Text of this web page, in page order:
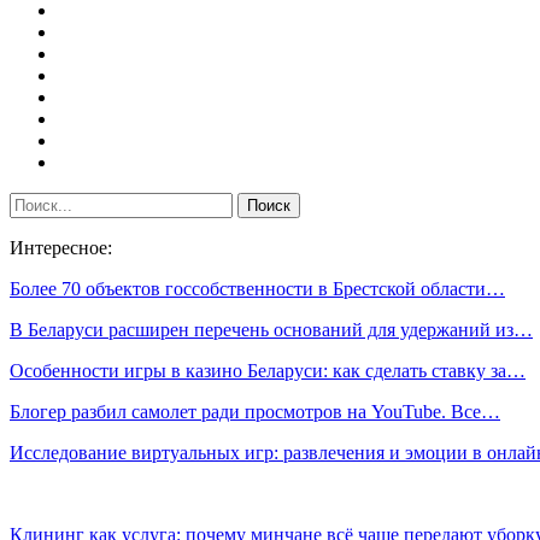
Интересное:
Более 70 объектов госсобственности в Брестской области…
В Беларуси расширен перечень оснований для удержаний из…
Особенности игры в казино Беларуси: как сделать ставку за…
Блогер разбил самолет ради просмотров на YouTube. Все…
Исследование виртуальных игр: развлечения и эмоции в
Клининг как услуга: почему минчане всё чаще передают